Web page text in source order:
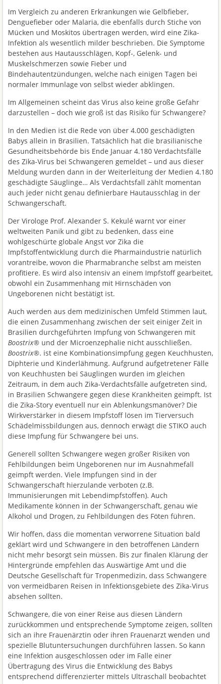
Im Vergleich zu anderen Erkrankungen wie Gelbfieber,
Denguefieber oder Malaria, die ebenfalls durch Stiche von
Mücken und Moskitos übertragen werden, wird eine Zika-
Infektion als wesentlich milder beschrieben. Die Symptome
bestehen aus Hautausschlägen, Kopf-, Gelenk- und
Muskelschmerzen sowie Fieber und
Bindehautentzündungen, welche nach einigen Tagen bei
normaler Immunlage von selbst wieder abklingen.
Im Allgemeinen scheint das Virus also keine große Gefahr
darzustellen – doch wie groß ist das Risiko für Schwangere?
In den Medien ist die Rede von über 4.000 geschädigten
Babys allein in Brasilien. Tatsächlich hat die brasilianische
Gesundheitsbehörde bis Ende Januar 4.180 Verdachtsfälle
des Zika-Virus bei Schwangeren gemeldet – und aus dieser
Meldung wurden dann in der Weiterleitung der Medien 4.180
geschädigte Säuglinge… Als Verdachtsfall zählt momentan
auch jeder nicht genau definierbare Hautausschlag in der
Schwangerschaft.
Der Virologe Prof. Alexander S. Kekulé warnt vor einer
weltweiten Panik und gibt zu bedenken, dass eine
wohlgeschürte globale Angst vor Zika die
Impfstoffentwicklung durch die Pharmaindustrie natürlich
vorantreibe, wovon die Pharmabranche selbst am meisten
profitiere. Es wird also intensiv an einem Impfstoff gearbeitet,
obwohl ein Zusammenhang mit Hirnschäden von
Ungeborenen nicht bestätigt ist.
Auch werden aus dem medizinischen Umfeld Stimmen laut,
die einen Zusammenhang zwischen der seit einiger Zeit in
Brasilien durchgeführten Impfung von Schwangeren mit
Boostrix® und der Microenzephalie nicht ausschließen.
Boostrix®. ist eine Kombinationsimpfung gegen Keuchhusten,
Diphterie und Kinderlähmung. Aufgrund aufgetretener Fälle
von Keuchhusten bei Säuglingen wurden im gleichen
Zeitraum, in dem auch Zika-Verdachtsfälle aufgetreten sind,
in Brasilien Schwangere gegen diese Krankheiten geimpft. Ist
die Zika-Story eventuell nur ein Ablenkungsmanöver? Die
Wirkverstärker in diesem Impfstoff lösen im Tierversuch
Schädelmissbildungen aus, dennoch erwägt die STIKO auch
diese Impfung für Schwangere bei uns.
Generell sollten Schwangere wegen großer Risiken von
Fehlbildungen beim Ungeborenen nur im Ausnahmefall
geimpft werden. Viele Impfungen sind in der
Schwangerschaft hierzulande verboten (z.B.
Immunisierungen mit Lebendimpfstoffen). Auch
Medikamente können in der Schwangerschaft, genau wie
Alkohol und Drogen, zu Fehlbildungen des Föten führen.
Wir hoffen, dass die momentan verworrene Situation bald
geklärt wird und Schwangere in den betroffenen Ländern
nicht mehr besorgt sein müssen. Bis zur finalen Klärung der
Hintergründe empfehlen das Auswärtige Amt und die
Deutsche Gesellschaft für Tropenmedizin, dass Schwangere
von vermeidbaren Reisen in Infektionsgebiete des Zika-Virus
absehen sollten.
Schwangere, die von einer Reise aus diesen Ländern
zurückkommen und entsprechende Symptome zeigen, sollten
sich an ihre Frauenärztin oder ihren Frauenarzt wenden und
spezielle Blutuntersuchungen durchführen lassen. So kann
eine Infektion ausgeschlossen oder im Falle einer
Übertragung des Virus die Entwicklung des Babys
entsprechend differenzierter mittels Ultraschall beobachtet